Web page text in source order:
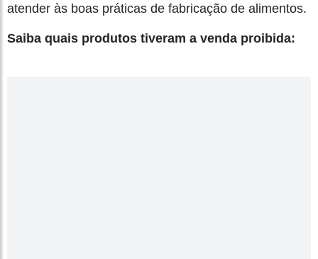
atender às boas práticas de fabricação de alimentos.
Saiba quais produtos tiveram a venda proibida: